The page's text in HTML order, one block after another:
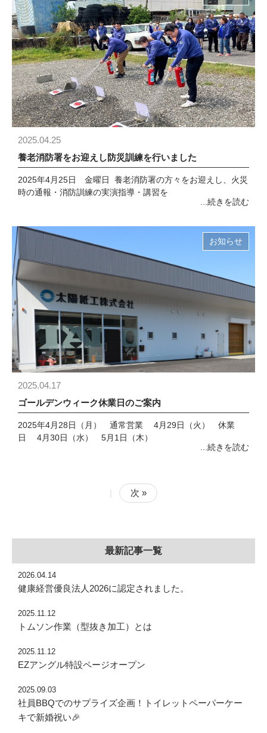
2025.04.25
養老消防署をお迎えし防災訓練を行いました
2025年4月25日 金曜日 養老消防署の方々をお迎えし、火災
時の通報・消防訓練の実演指導・講習を
...続きを読む
2025.04.17
ゴールデンウィーク休業日のご案内
お知らせ
2025年4月28日（月） 通常営業 4月29日（火） 休業
日 4月30日（水） 5月1日（木）
...続きを読む
次 »
最新記事一覧
2026.04.14
健康経営優良法人2026に認定されました。
2025.11.12
トムソン作業（型抜き加工）とは
2025.11.12
EZアングル特設ページオープン
2025.09.03
社員BBQでのサプライズ企画！トイレットペーパーケー
キで新婚祝い🎉